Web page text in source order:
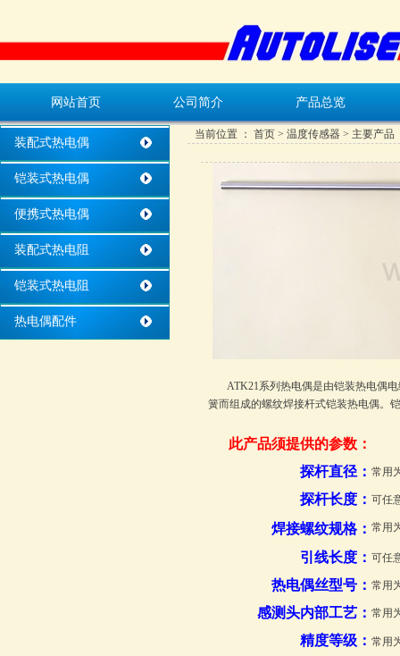
网站首页 公司简介 产品总览
装配式热电偶
铠装式热电偶
便携式热电偶
装配式热电阻
铠装式热电阻
热电偶配件
当前位置 ： 首页 > 温度传感器 > 主要产品
ATK21系列热电偶是由铠装热电偶
簧而组成的螺纹焊接杆式铠装热电偶。
此产品须提供的参数：
探杆直径： 常用
探杆长度： 可任
焊接螺纹规格： 常用
引线长度： 可任
热电偶丝型号 ： 常用
感测头内部工艺 ： 常用
精度等级 ： 常用